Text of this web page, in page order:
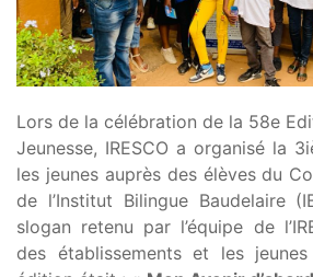
Lors de la célébration de la 58e
Jeunesse, IRESCO a organisé la
les jeunes auprès des élèves du
de l’Institut Bilingue Baudelaire
slogan retenu par l’équipe de
des établissements et les